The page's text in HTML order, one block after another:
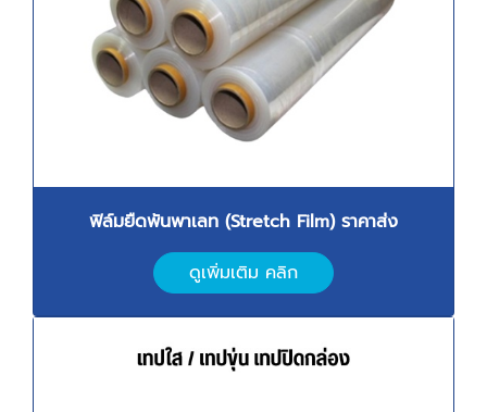
ฟิล์มยืดพันพาเลท (Stretch Film) ราคาส่ง
ดูเพิ่มเติม คลิก